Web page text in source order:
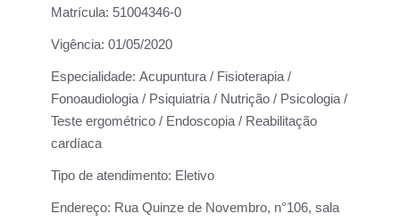
Matrícula: 51004346-0
Vigência: 01/05/2020
Especialidade: Acupuntura / Fisioterapia /
Fonoaudiologia / Psiquiatria / Nutrição / Psicologia /
Teste ergométrico / Endoscopia / Reabilitação
cardíaca
Tipo de atendimento: Eletivo
Endereço: Rua Quinze de Novembro, n°106, sala